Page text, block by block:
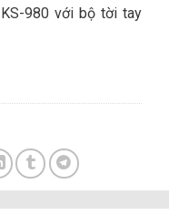
980 với bộ tời tay
số lượng